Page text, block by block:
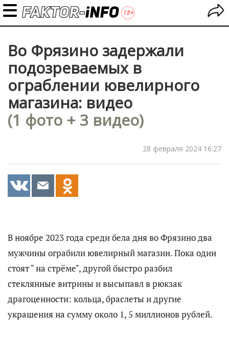
Во Фрязино задержали
подозреваемых в
ограблении ювелирного
магазина: видео
(1 фото + 3 видео)
28 февраля 2024 16:27
В ноябре 2023 года среди бела дня во Фрязино два
мужчины ограбили ювелирный магазин. Пока один
стоят " на стрёме", другой быстро разбил
стеклянные витрины и высыпавл в рюкзак
драгоценности: кольца, браслеты и другие
украшения на сумму около 1, 5 миллионов рублей.